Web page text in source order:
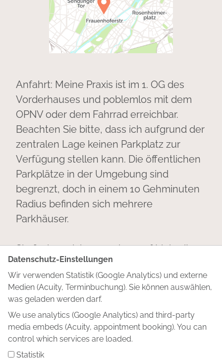
Anfahrt: Meine Praxis ist im 1. OG des
Vorderhauses und poblemlos mit dem
OPNV oder dem Fahrrad erreichbar.
Beachten Sie bitte, dass ich aufgrund der
zentralen Lage keinen Parkplatz zur
Verfügung stellen kann. Die öffentlichen
Parkplätze in der Umgebung sind
begrenzt, doch in einem 10 Gehminuten
Radius befinden sich mehrere
Parkhäuser.
Sie finden mich außerdem aufLinkedIn.
Gerne können wir uns auch hier
vernetzen!
Angebot
Datenschutz-Einstellungen
Wir verwenden Statistik (Google Analytics) und externe
Medien (Acuity, Terminbuchung). Sie können auswählen,
was geladen werden darf.
We use analytics (Google Analytics) and third-party
media embeds (Acuity, appointment booking). You can
control which services are loaded.
Statistik